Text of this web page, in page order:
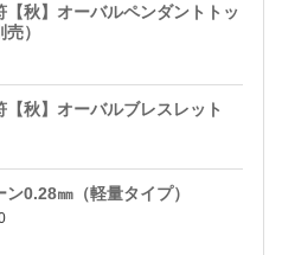
【秋】オーバルペンダントトッ
）
【秋】オーバルブレスレット
0.28㎜（軽量タイプ）